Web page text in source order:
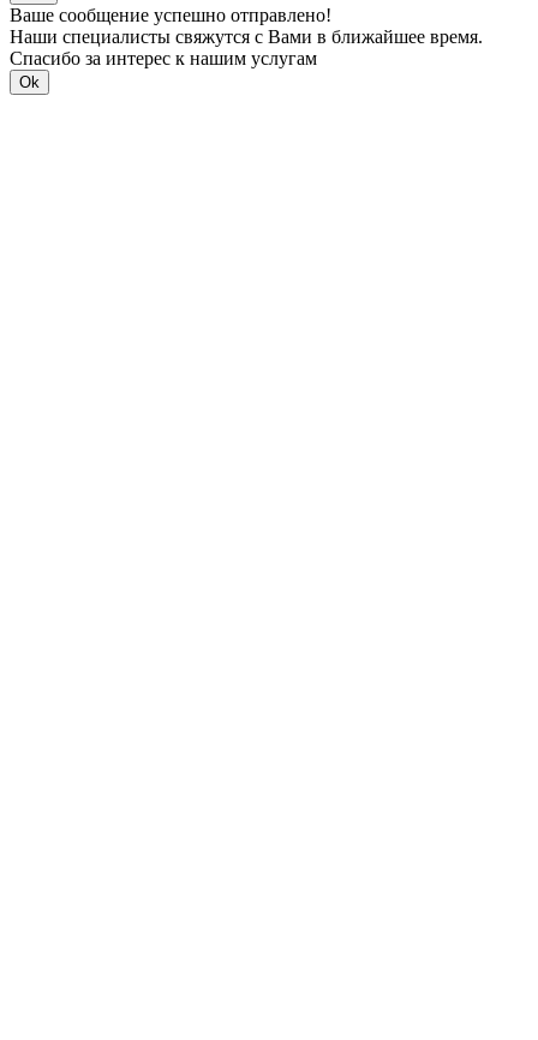
Ваше сообщение успешно отправлено!
Наши специалисты свяжутся с Вами в ближайшее время.
Спасибо за интерес к нашим услугам
Ok